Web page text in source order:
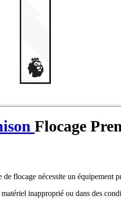
Flocage
de flocage nécessite un équipement
inapproprié ou dans des